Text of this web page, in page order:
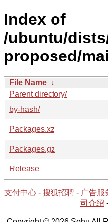
Index of
/ubuntu/
proposed/
File Name ↓
Parent directory/
by-hash/
Packages.xz
Packages.gz
Release
支付中心 - 搜狐招聘 - 广告服
司介绍 -